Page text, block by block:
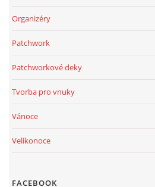
Organizéry
Patchwork
Patchworkové deky
Tvorba pro vnuky
Vánoce
Velikonoce
FACEBOOK